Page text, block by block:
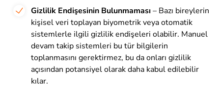
Gizlilik Endişesinin Bulunmaması – Bazı bireylerin
kişisel veri toplayan biyometrik veya otomatik
sistemlerle ilgili gizlilik endişeleri olabilir. Manuel
devam takip sistemleri bu tür bilgilerin
toplanmasını gerektirmez, bu da onları gizlilik
açısından potansiyel olarak daha kabul edilebilir
kılar.